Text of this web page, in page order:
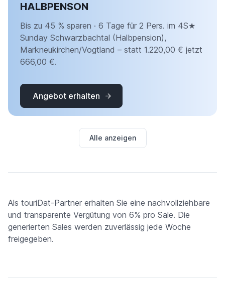
HALBPENSON
Bis zu 45 % sparen · 6 Tage für 2 Pers. im 4S★
Sunday Schwarzbachtal (Halbpension),
Markneukirchen/Vogtland – statt 1.220,00 € jetzt
666,00 €.
Angebot erhalten
Alle anzeigen
Als touriDat-Partner erhalten Sie eine nachvollziehbare
und transparente Vergütung von 6% pro Sale. Die
generierten Sales werden zuverlässig jede Woche
freigegeben.